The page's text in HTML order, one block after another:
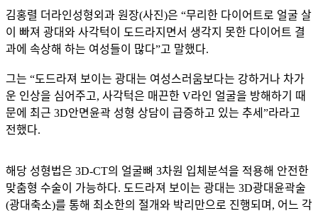
김홍렬 더라인성형외과 원장(사진)은 “무리한 다이어트로 얼굴 살
이 빠져 광대와 사각턱이 도드라지면서 생각지 못한 다이어트 결
과에 속상해 하는 여성들이 많다”고 말했다.
그는 “도드라져 보이는 광대는 여성스러움보다는 강하거나 차가
운 인상을 심어주고, 사각턱은 매끈한 V라인 얼굴을 방해하기 때
문에 최근 3D안면윤곽 성형 상담이 급증하고 있는 추세”라라고
전했다.
해당 성형법은 3D-CT의 얼굴뼈 3차원 입체분석을 적용해 안전한
맞춤형 수술이 가능하다. 도드라져 보이는 광대는 3D광대윤곽술
(광대축소)를 통해 최소한의 절개와 박리만으로 진행되며, 어느 각